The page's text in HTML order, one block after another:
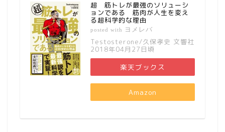
超 筋トレが最強のソリューシ
ョンである 筋肉が人生を変え
る超科学的な理由
posted with ヨメレバ
Testosterone/久保孝史 文響社
2018年04月27日頃
楽天ブックス
Amazon